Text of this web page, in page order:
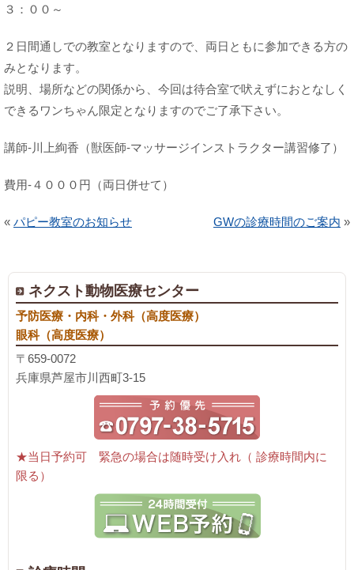
３：００～
２日間通しでの教室となりますので、両日ともに参加できる方の
みとなります。
説明、場所などの関係から、今回は待合室で吠えずにおとなしく
できるワンちゃん限定となりますのでご了承下さい。
講師-川上絢香（獣医師-マッサージインストラクター講習修了）
費用-４０００円（両日併せて）
« パピー教室のお知らせ GWの診療時間のご案内 »
ネクスト動物医療センター
予防医療・内科・外科（高度医療）
眼科（高度医療）
〒659-0072
兵庫県芦屋市川西町3-15
★当日予約可 緊急の場合は随時受け入れ（ 診療時間内に
限る）